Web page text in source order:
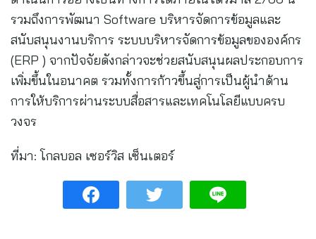
รวมถึงการพัฒนา Software บริหารจัดการข้อมูลและ
สนับสนุนงานบริการ ระบบบริหารจัดการข้อมูลขององค์กร
(ERP ) จากปัจจัยดังกล่าวจะช่วยสนับสนุนผลประกอบการ
เพิ่มขึ้นในอนาคต รวมทั้งการก้าวขึ้นสู่การเป็นผู้นำด้าน
การให้บริการผ่านระบบสื่อสารและเทคโนโลยีแบบครบ
วงจร
ที่มา: โกลบอล เซอร์วิส เซ็นเตอร์